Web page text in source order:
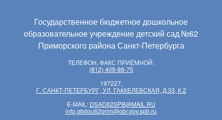
Государственное бюджетное дошкольное
образовательное учреждение детский сад №62
Приморского района Санкт-Петербурга
ТЕЛЕФОН, ФАКС ПРИЁМНОЙ:
(812) 409-88-75
197227,
Г. САНКТ-ПЕТЕРБУРГ, УЛ. ГАККЕЛЕВСКАЯ, Д.33, К.2
E-MAIL: DSAD62SPB@MAIL.RU
info.gbdou62prim@obr.gov.spb.ru